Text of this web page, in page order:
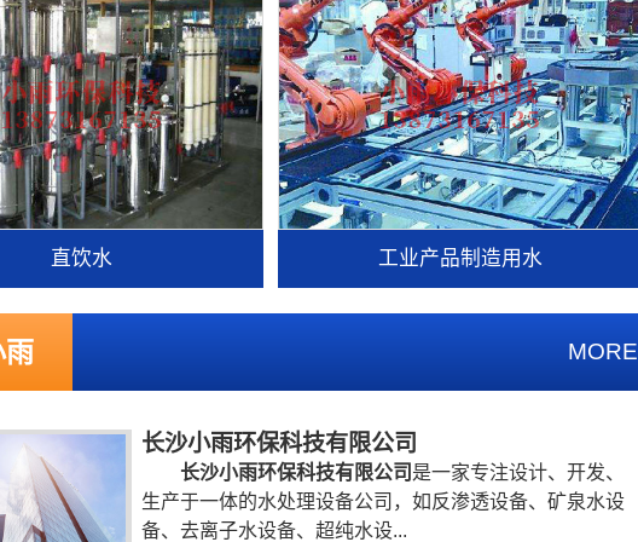
直饮水 工业产品制造用水
雨 MORE
长沙小雨环保科技有限公司
长沙小雨环保科技有限公司 是一家专注设计、开发、
生产于一体的水处理设备公司，如反渗透设备、矿泉水设
备、去离子水设备、超纯水设...